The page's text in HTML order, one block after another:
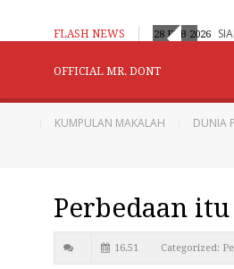
FLASH NEWS
Adaptif, Humanistik dan Berbasis Digital
28 FEB 2026
Konselor
Berbagi dan
OFFICIAL MR. DONT
KUMPULAN MAKALAH DUNIA
Perbedaan
16.51 Categorized: